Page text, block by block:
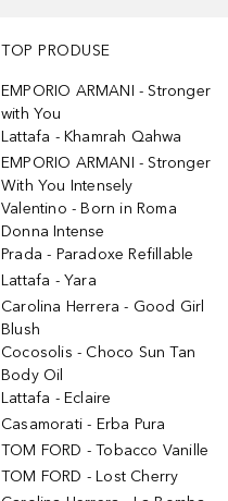
TOP PRODUSE
EMPORIO ARMANI - Stronger
with You
Lattafa - Khamrah Qahwa
EMPORIO ARMANI - Stronger
With You Intensely
Valentino - Born in Roma
Donna Intense
Prada - Paradoxe Refillable
Lattafa - Yara
Carolina Herrera - Good Girl
Blush
Cocosolis - Choco Sun Tan
Body Oil
Lattafa - Eclaire
Casamorati - Erba Pura
TOM FORD - Tobacco Vanille
TOM FORD - Lost Cherry